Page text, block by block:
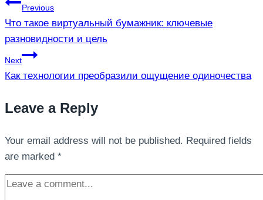
Previous
Что такое виртуальный бумажник: ключевые
разновидности и цель
Next
Как технологии преобразили ощущение одиночества
Leave a Reply
Your email address will not be published. Required fields
are marked *